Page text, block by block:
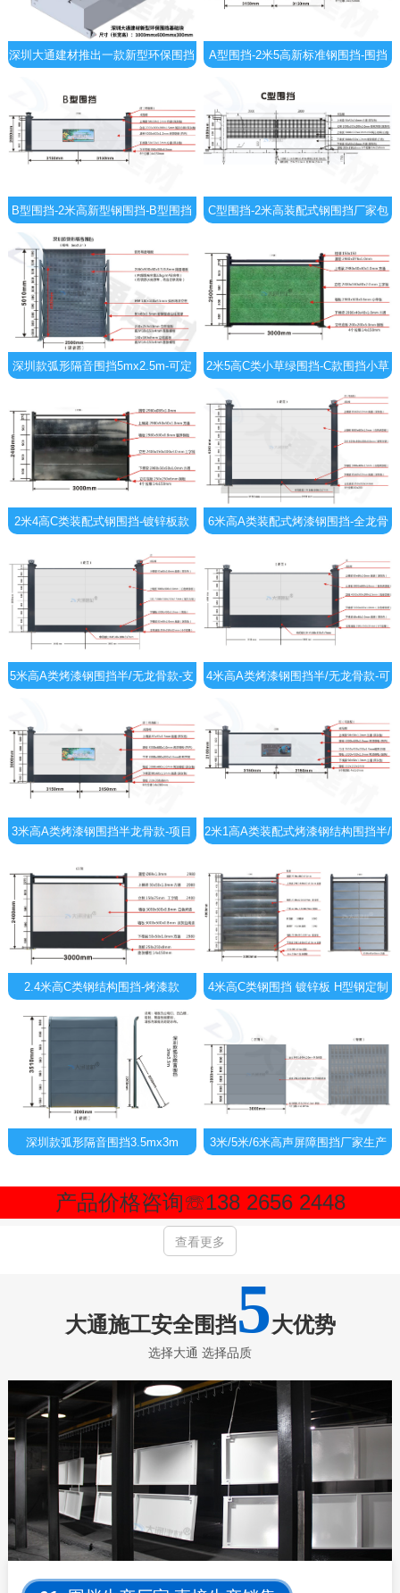
深圳大通建材推出一款新型环保围挡
A型围挡-2米5高新标准钢围挡-围挡
B型围挡-2米高新型钢围挡-B型围挡
全龙骨款（标准款）
C型围挡-2米高装配式钢围挡厂家包
深圳款弧形隔音围挡5mx2.5m-可定
2米5高C类小草绿围挡-C款围挡小草
2米4高C类装配式钢围挡-镀锌板款
6米高A类装配式烤漆钢围挡-全龙骨
5米高A类烤漆钢围挡半/无龙骨款-支
4米高A类烤漆钢围挡半/无龙骨款-可
3米高A类烤漆钢围挡半龙骨款-项目
2米1高A类装配式烤漆钢结构围挡半/
2.4米高C类钢结构围挡-烤漆款
4米高C类钢围挡 镀锌板 H型钢定制
深圳款弧形隔音围挡3.5mx3m
3米/5米/6米高声屏障围挡厂家生产
产品价格咨询☏138 2656 2448
查看更多
大通施工安全围挡5大优势
选择大通 选择品质